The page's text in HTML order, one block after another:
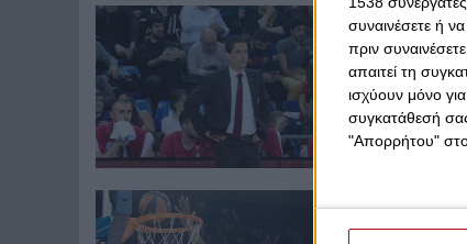
συναινέσετε ή
πριν συναινέσετε.
απαιτεί τη
ισχύουν μόνο
συγκατάθεσή
"Απορρήτου" στο
Σάββατο, 27
Παρότι η
ποντάρει
Άργησε